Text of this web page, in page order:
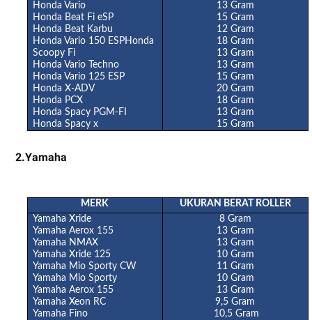
Honda Vario
Honda Beat Fi eSP
Honda Beat Karbu
Honda Vario 150 ESPHonda
Scoopy Fi
Honda Vario Techno
Honda Vario 125 ESP
Honda X-ADV
Honda PCX
Honda Spacy PGM-FI
Honda Spacy x
13 Gram
15 Gram
12 Gram
18 Gram
13 Gram
13 Gram
15 Gram
20 Gram
18 Gram
13 Gram
15 Gram
2.Yamaha
MERK
UKURAN BERAT ROLLER
Yamaha Xride
Yamaha Aerox 155
Yamaha NMAX
Yamaha Xride 125
Yamaha Mio Sporty CW
Yamaha Mio Sporty
Yamaha Aerox 155
Yamaha Xeon RC
Yamaha Fino
8 Gram
13 Gram
13 Gram
10 Gram
11 Gram
10 Gram
13 Gram
9,5 Gram
10,5 Gram